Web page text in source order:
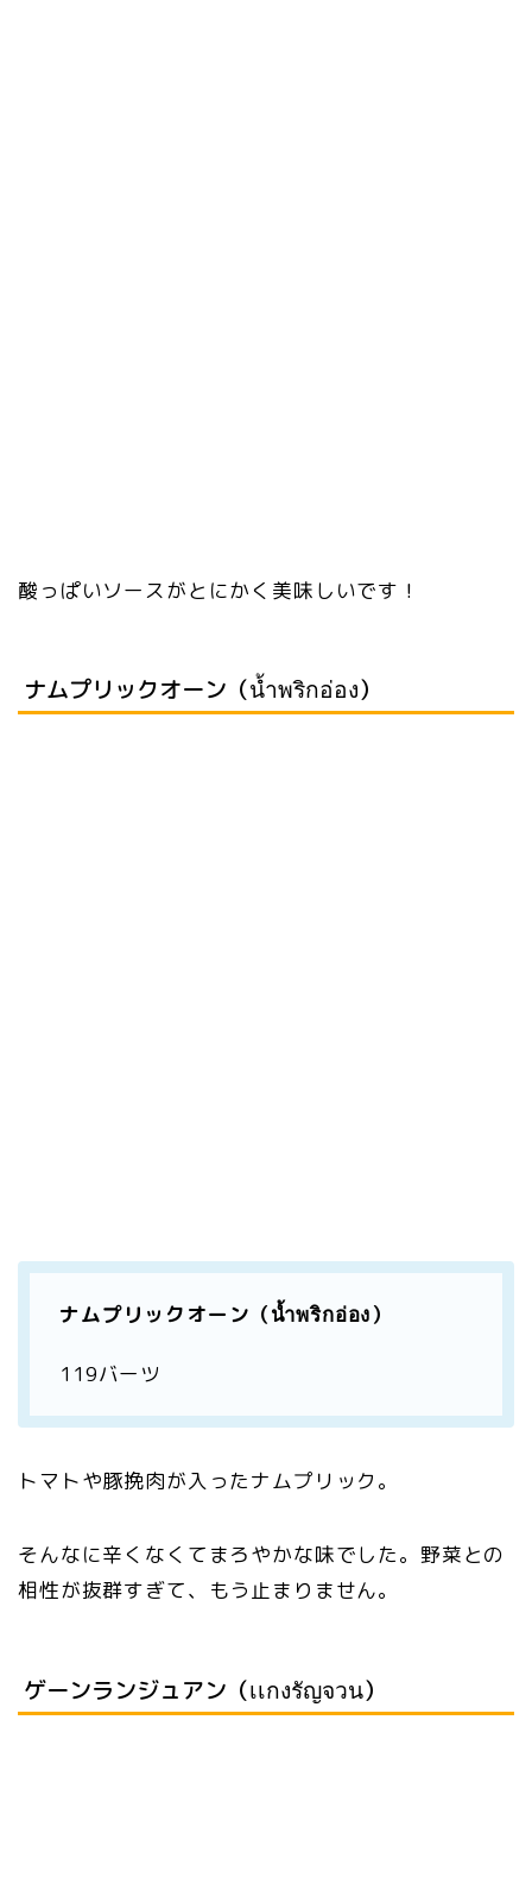
酸っぱいソースがとにかく美味しいです！
ナムプリックオーン（น้ำพริกอ่อง）
ナムプリックオーン（น้ำพริกอ่อง）
119バーツ
トマトや豚挽肉が入ったナムプリック。
そんなに辛くなくてまろやかな味でした。野菜との
相性が抜群すぎて、もう止まりません。
ゲーンランジュアン（เเกงรัญจวน）